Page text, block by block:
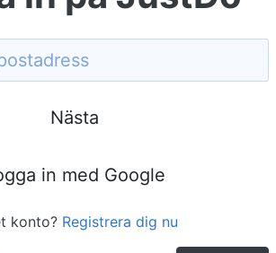
Nästa
in med Google
konto? Registrera dig nu